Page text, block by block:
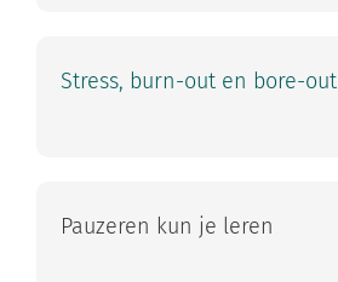
Stress, burn-out en bore-out
Pauzeren kun je leren